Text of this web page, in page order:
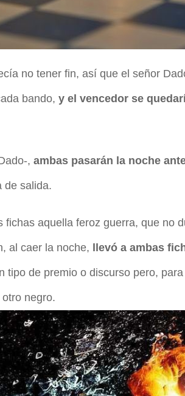
no tener fin, así que el señor
bando, y el vencedor se
, ambas pasarán la noche
de salida.
fichas aquella feroz guerra, que no
al caer la noche, llevó a ambas
tipo de premio o discurso pero,
negro.